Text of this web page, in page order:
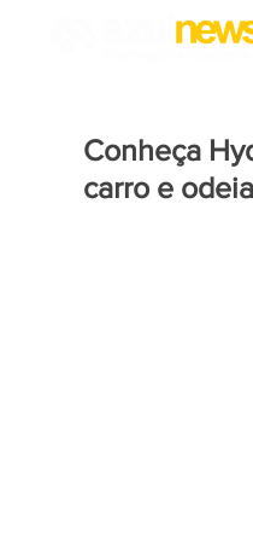
Conheça
carro e